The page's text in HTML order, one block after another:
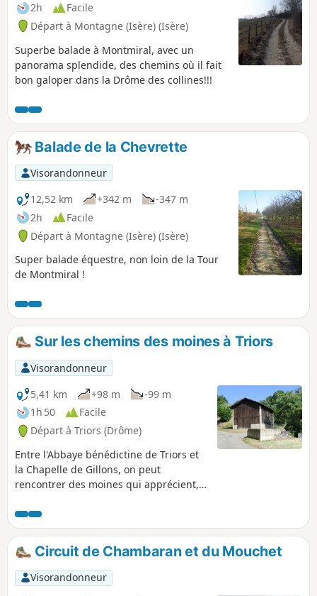
2h
Facile
Départ à Montagne (Isère) (Isère)
Superbe balade à Montmiral, avec un
panorama splendide, des chemins où il fait
bon galoper dans la Drôme des collines!!!
Balade de la Chevrette
Visorandonneur
12,52 km
+342 m
-347 m
2h
Facile
Départ à Montagne (Isère) (Isère)
Super balade équestre, non loin de la Tour
de Montmiral !
Sur les chemins des moines à Triors
Visorandonneur
5,41 km
+98 m
-99 m
1h 50
Facile
Départ à Triors (Drôme)
Entre l'Abbaye bénédictine de Triors et
la Chapelle de Gillons, on peut
rencontrer des moines qui apprécient,
chemins, passant près de belles
noyeraies et tout proches des premiers
reliefs de la Drôme des collines.
Circuit de Chambaran et du Mouchet
Visorandonneur